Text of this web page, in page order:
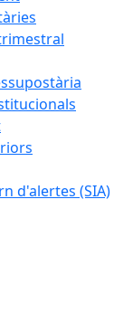
d'alertes (SIA)